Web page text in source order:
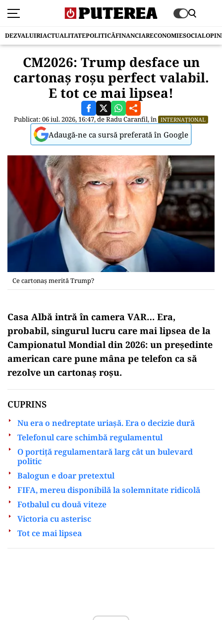
DEZVALUIRIACTUALITATEPOLITICĂFINANCIARECONOMIESOCIAL
CM2026: Trump desface un
cartonaș roșu perfect valabil.
E tot ce mai lipsea!
Publicat: 06 iul. 2026, 16:47, deRadu Caranfil, în INTERNAȚIONAL
Adaugă-ne ca sursă preferată în Google
Ce cartonaș merită Trump?
Casa Albă intră în camera VAR… Era,
probabil, singurul lucru care mai lipsea de la
Campionatul Mondial din 2026: un președinte
american care pune mâna pe telefon ca să
rezolve un cartonaș roșu.
CUPRINS
Nu era o nedreptate uriașă. Era o decizie dură
Telefonul care schimbă regulamentul
O portiță regulamentară larg cât un bulevard
politic
Balogun e doar pretextul
FIFA, mereu disponibilă la solemnitate ridicolă
Fotbalul cu două viteze
Victoria cu asterisc
Tot ce mai lipsea